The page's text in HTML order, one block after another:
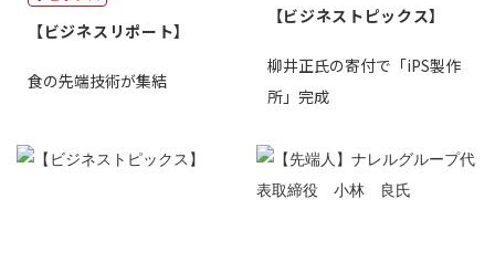
【ビジネスリポート】
食の先端技術が集結
【ビジネストピックス】
柳井正氏の寄付で「iPS製作
所」完成